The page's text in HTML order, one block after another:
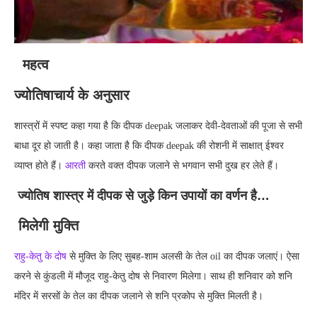
महत्व
ज्योतिषाचार्य के अनुसार
शास्त्रों में स्पष्ट कहा गया है कि दीपक deepak जलाकर देवी-देवताओं की पूजा से सभी
बाधा दूर हो जाती है। कहा जाता है कि दीपक deepak की रोशनी में साक्षात् ईश्वर
व्याप्त होते हैं। आरतीकरते वक्त दीपक जलाने से भगवान सभी दुख हर लेते हैं।
ज्योतिष शास्त्र में दीपक से जुड़े किन उपायों का वर्णन है…
मिलेगी मुक्ति
राहु-केतु के दोष से मुक्ति के लिए सुबह-शाम अलसी के तेल oil का दीपक जलाएं। ऐसा
करने से कुंडली में मौजूद राहु-केतु दोष से निवारण मिलेगा। साथ ही शनिवार को शनि
मंदिर में सरसों के तेल का दीपक जलाने से शनि प्रकोप से मुक्ति मिलती है।